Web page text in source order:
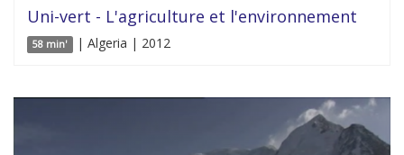
Uni-vert - L'agriculture et l'environnement
58 min' | Algeria | 2012